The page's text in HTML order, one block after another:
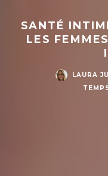
SANTÉ
LES
LAURA